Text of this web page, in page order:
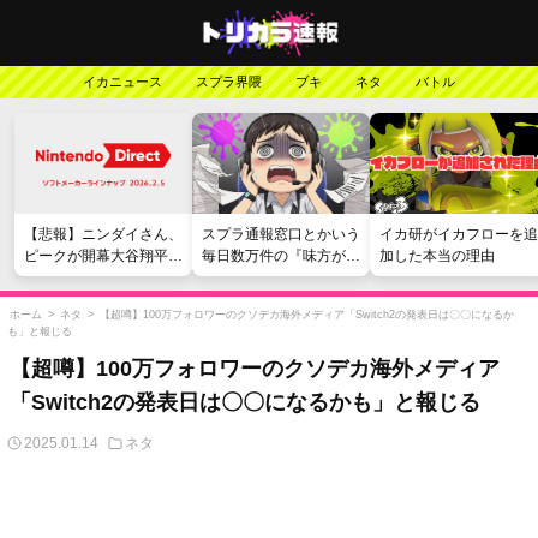
イカニュース スプラ界隈 ブキ ネタ バトル
【悲報】ニンダイさん、
ピークが開幕大谷翔平の
がっかりダイレクトだっ
たと言われてしまう
スプラ通報窓口とかいう
毎日数万件の『味方が弱
い』愚痴を読まされる苦
行
イカ研がイカフローを追
加した本当の理由
ホーム > ネタ >
【超噂】100万フォロワーのクソデカ海外メディア「Switch2の発表日は〇〇になるか
も」と報じる
【超噂】100万フォロワーのクソデカ海外メディア
「Switch2の発表日は〇〇になるかも」と報じる
2025.01.14 ネタ